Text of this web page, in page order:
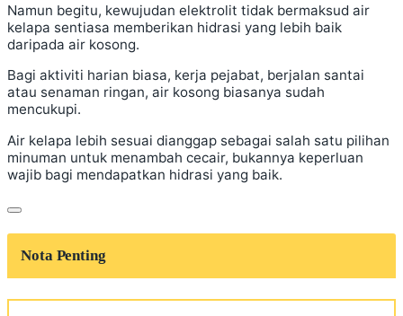
Namun begitu, kewujudan elektrolit tidak bermaksud air
kelapa sentiasa memberikan hidrasi yang lebih baik
daripada air kosong.
Bagi aktiviti harian biasa, kerja pejabat, berjalan santai
atau senaman ringan, air kosong biasanya sudah
mencukupi.
Air kelapa lebih sesuai dianggap sebagai salah satu pilihan
minuman untuk menambah cecair, bukannya keperluan
wajib bagi mendapatkan hidrasi yang baik.
Nota Penting